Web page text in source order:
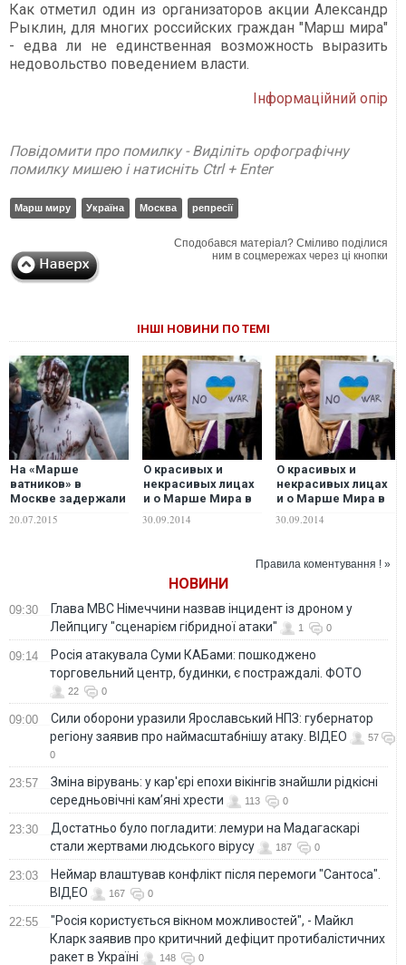
Как отметил один из организаторов акции Александр
Рыклин, для многих российских граждан "Марш мира"
- едва ли не единственная возможность выразить
недовольство поведением власти.
Інформаційний опір
Повідомити про помилку - Виділіть орфографічну
помилку мишею і натисніть Ctrl + Enter
Марш миру Україна Москва репресії
Сподобався матеріал? Сміливо поділися
ним в соцмережах через ці кнопки
ІНШІ НОВИНИ ПО ТЕМІ
На «Марше
ватников» в
Москве задержали
коричневым
20.07.2015
О красивых и
некрасивых лицах
и о Марше Мира в
30.09.2014
О красивых и
некрасивых лицах
и о Марше Мира в
30.09.2014
Правила коментування ! »
НОВИНИ
09:30
Глава МВС Німеччини назвав інцидент із дроном у
Лейпцигу "сценарієм гібридної атаки"
1 0
09:14
Росія атакувала Суми КАБами: пошкоджено
торговельний центр, будинки, є постраждалі. ФОТО
22 0
09:00
Сили оборони уразили Ярославський НПЗ: губернатор
регіону заявив про наймасштабнішу атаку. ВІДЕО
57
0
23:57
Зміна вірувань: у кар'єрі епохи вікінгів знайшли рідкісні
середньовічні кам’яні хрести
113 0
23:30
Достатньо було погладити: лемури на Мадагаскарі
стали жертвами людського вірусу
187 0
23:03
Неймар влаштував конфлікт після перемоги "Сантоса".
ВІДЕО
167 0
22:55
"Росія користується вікном можливостей", - Майкл
Кларк заявив про критичний дефіцит протибалістичних
ракет в Україні
148 0